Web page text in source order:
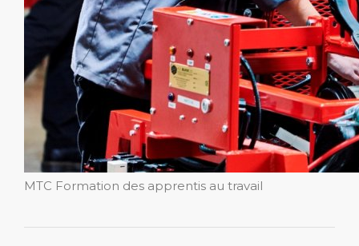
MTC Formation des apprentis au travail